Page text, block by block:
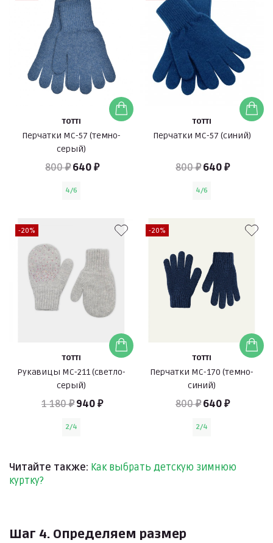
TOTTI
Перчатки МС-57 (темно-
серый)
800 ₽ 640 ₽
4/6
TOTTI
Перчатки МС-57 (синий)
800 ₽ 640 ₽
4/6
-20%
TOTTI
Рукавицы МС-211 (светло-
серый)
1 180 ₽ 940 ₽
2/4
-20%
TOTTI
Перчатки МС-170 (темно-
синий)
800 ₽ 640 ₽
2/4
Читайте также: Как выбрать детскую зимнюю
куртку?
Шаг 4. Определяем размер